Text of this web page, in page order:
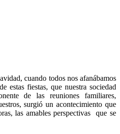
cuando todos nos afanábamos
estas fiestas, que nuestra sociedad
de las reuniones familiares,
surgió un acontecimiento que
las amables perspectivas que se